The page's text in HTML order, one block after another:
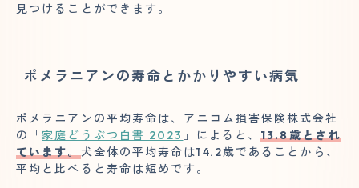
見つけることができます。
ポメラニアンの寿命とかかりやすい病気
ポメラニアンの平均寿命は、アニコム損害保険株式会社
の「家庭どうぶつ白書 2023 」によると、 13.8歳とされ
ています。 犬全体の平均寿命は14.2歳であることから、
平均と比べると寿命は短めです。